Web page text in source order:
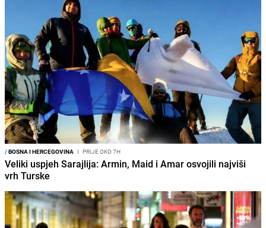
/BOSNA I HERCEGOVINA I PRIJE OKO 7H
Veliki uspjeh Sarajlija: Armin, Maid i Amar osvojili najviši
vrh Turske